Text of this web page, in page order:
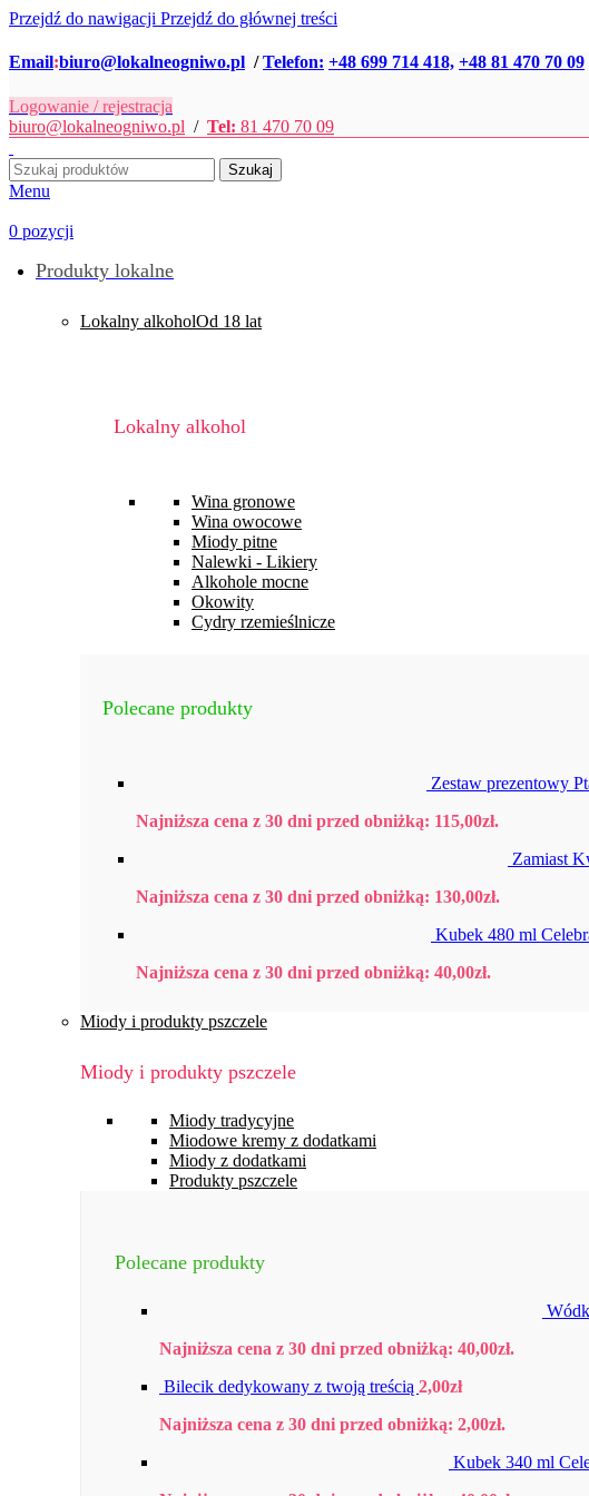
Przejdź do nawigacji Przejdź do głównej treści
Email:biuro@lokalneogniwo.pl / Telefon: +48 699 714 418, +48 81 470 70 09
Logowanie / rejestracja
biuro@lokalneogniwo.pl / Tel: 81 470 70 09
Szukaj
Menu
0 pozycji
Produkty lokalne
Lokalny alkoholOd 18 lat
Lokalny alkohol
Wina gronowe
Wina owocowe
Miody pitne
Nalewki - Likiery
Alkohole mocne
Okowity
Cydry rzemieślnicze
Polecane produkty
Zestaw prezentowy
Najniższa cena z 30 dni przed obniżką: 115,00zł.
Zamiast
Najniższa cena z 30 dni przed obniżką: 130,00zł.
Kubek 480 ml
Najniższa cena z 30 dni przed obniżką: 40,00zł.
Miody i produkty pszczele
Miody i produkty pszczele
Miody tradycyjne
Miodowe kremy z dodatkami
Miody z dodatkami
Produkty pszczele
Polecane produkty
Najniższa cena z 30 dni przed obniżką: 40,00zł.
Bilecik dedykowany z twoją treścią 2,00zł
Najniższa cena z 30 dni przed obniżką: 2,00zł.
Kubek 340 ml